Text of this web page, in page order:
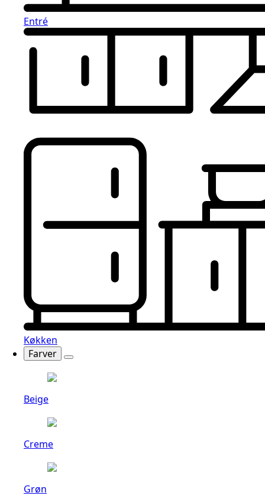
Entré
Køkken
Farver
Beige
Creme
Grøn